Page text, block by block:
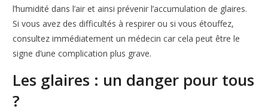
l’humidité dans l’air et ainsi prévenir l’accumulation de glaires.
Si vous avez des difficultés à respirer ou si vous étouffez,
consultez immédiatement un médecin car cela peut être le
signe d’une complication plus grave.
Les glaires : un danger pour tous
?